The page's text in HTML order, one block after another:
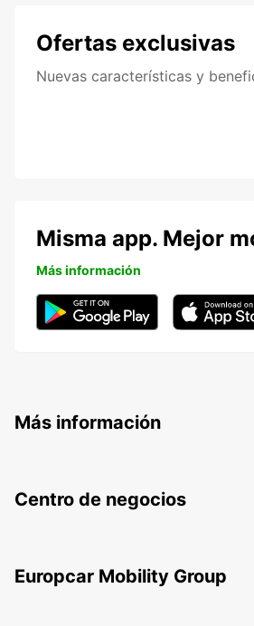
Ofertas exclusivas
Nuevas características y
Misma app. Mejor
Más información
Más información
Centro de negocios
Europcar Mobility Group